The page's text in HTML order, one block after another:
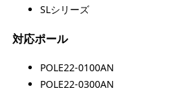
SLシリーズ
対応ポール
POLE22-0100AN
POLE22-0300AN